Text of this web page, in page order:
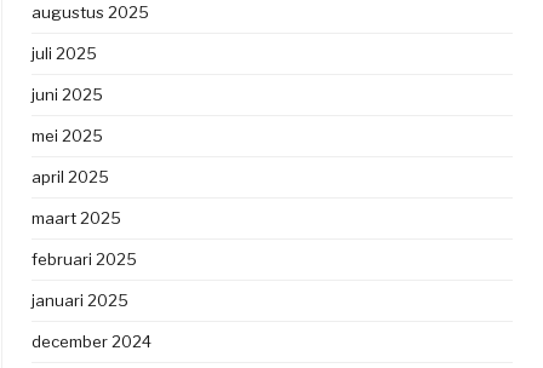
augustus 2025
juli 2025
juni 2025
mei 2025
april 2025
maart 2025
februari 2025
januari 2025
december 2024